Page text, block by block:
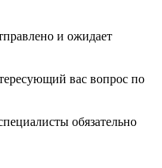
и ожидает
вас вопрос по
обязательно